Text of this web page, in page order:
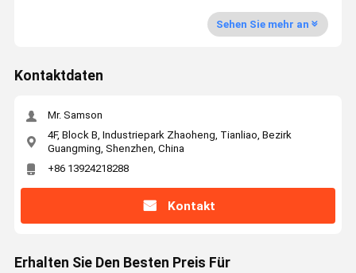
Sehen Sie mehr an
Kontaktdaten
Mr. Samson
4F, Block B, Industriepark Zhaoheng, Tianliao, Bezirk
Guangming, Shenzhen, China
+86 13924218288
Kontakt
Erhalten Sie Den Besten Preis Für